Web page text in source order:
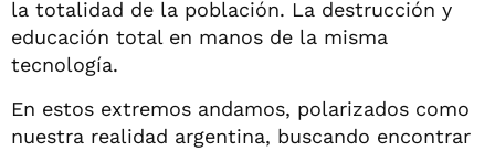
la totalidad de la población. La destrucción y
educación total en manos de la misma
tecnología.
En estos extremos andamos, polarizados como
nuestra realidad argentina, buscando encontrar